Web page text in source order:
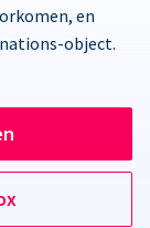
en
object.